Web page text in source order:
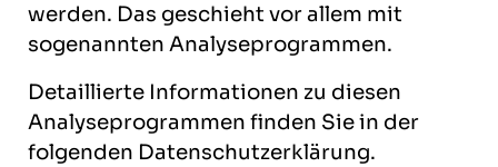
werden. Das geschieht vor allem mit
sogenannten Analyseprogrammen.
Detaillierte Informationen zu diesen
Analyseprogrammen finden Sie in der
folgenden Datenschutzerklärung.